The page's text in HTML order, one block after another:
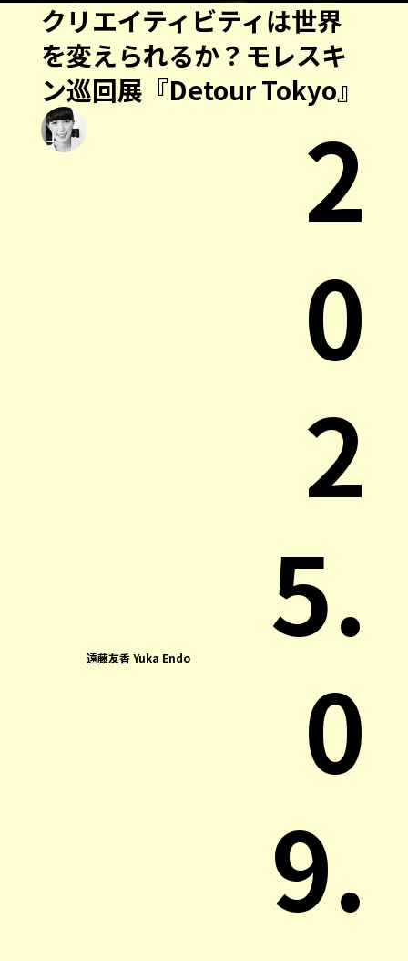
クリエイティビティは世界
を変えられるか？モレスキ
ン巡回展『Detour Tokyo』
遠藤友香 Yuka Endo
2
0
2
5.
0
9.